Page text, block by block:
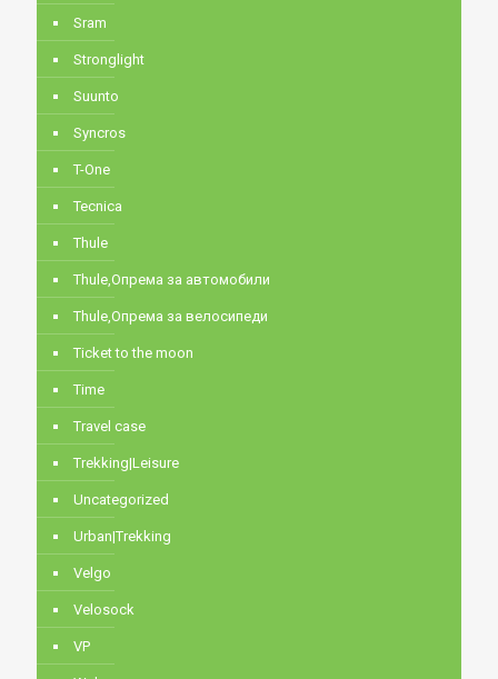
Sram
Stronglight
Suunto
Syncros
T-One
Tecnica
Thule
Thule,Опрема за автомобили
Thule,Опрема за велосипеди
Ticket to the moon
Time
Travel case
Trekking|Leisure
Uncategorized
Urban|Trekking
Velgo
Velosock
VP